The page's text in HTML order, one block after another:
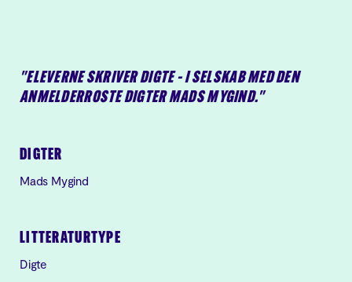
"ELEVERNE SKRIVER DIGTE – I SELSKAB MED DEN
ANMELDERROSTE DIGTER MADS MYGIND."
DIGTER
Mads Mygind
LITTERATURTYPE
Digte